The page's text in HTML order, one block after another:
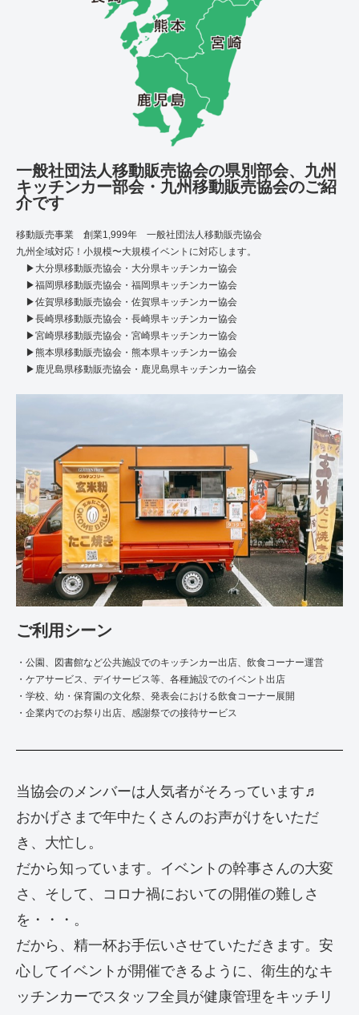
一般社団法人移動販売協会の県別部会、九州
キッチンカー部会・九州移動販売協会のご紹
介です
移動販売事業 創業1,999年 一般社団法人移動販売協会
九州全域対応！小規模〜大規模イベントに対応します。
▶大分県移動販売協会・大分県キッチンカー協会
▶福岡県移動販売協会・福岡県キッチンカー協会
▶佐賀県移動販売協会・佐賀県キッチンカー協会
▶長崎県移動販売協会・長崎県キッチンカー協会
▶宮崎県移動販売協会・宮崎県キッチンカー協会
▶熊本県移動販売協会・熊本県キッチンカー協会
▶鹿児島県移動販売協会・鹿児島県キッチンカー協会
ご利用シーン
・公園、図書館など公共施設でのキッチンカー出店、飲食コーナー運営
・ケアサービス、デイサービス等、各種施設でのイベント出店
・学校、幼・保育園の文化祭、発表会における飲食コーナー展開
・企業内でのお祭り出店、感謝祭での接待サービス
当協会のメンバーは人気者がそろっています♬
おかげさまで年中たくさんのお声がけをいただ
き、大忙し。
だから知っています。イベントの幹事さんの大変
さ、そして、コロナ禍においての開催の難しさ
を・・・。
だから、精一杯お手伝いさせていただきます。安
心してイベントが開催できるように、衛生的なキ
ッチンカーでスタッフ全員が健康管理をキッチリ